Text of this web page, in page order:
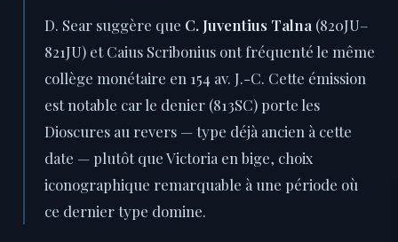
D. Sear suggère que C. Juventius Talna (820JU–
821JU) et Caius Scribonius ont fréquenté le même
collège monétaire en 154 av. J.-C. Cette émission
est notable car le denier (813SC) porte les
Dioscures au revers — type déjà ancien à cette
date — plutôt que Victoria en bige, choix
iconographique remarquable à une période où
ce dernier type domine.